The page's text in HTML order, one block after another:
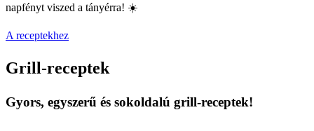
napfényt viszed a tányérra! ☀️
A receptekhez
Grill-receptek
Gyors, egyszerű és sokoldalú grill-receptek!